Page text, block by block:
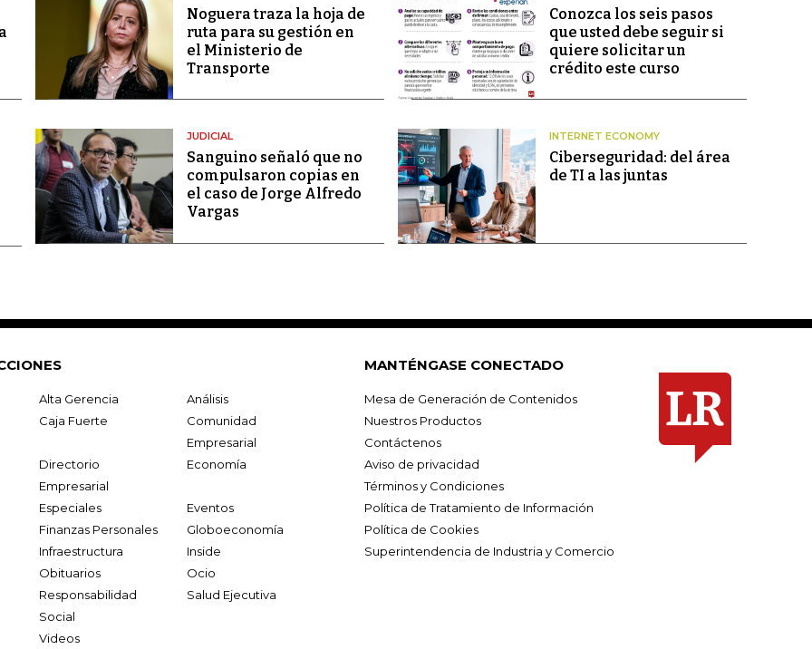
Noguera traza la hoja de
ruta para su gestión en
el Ministerio de
Transporte
Conozca los seis pasos
que usted debe seguir si
quiere solicitar un
crédito este curso
JUDICIAL
Sanguino señaló que no
compulsaron copias en
el caso de Jorge Alfredo
Vargas
INTERNET ECONOMY
Ciberseguridad: del área
de TI a las juntas
Alta Gerencia
Análisis
Caja Fuerte
Comunidad
Empresarial
Directorio
Empresarial
Economía
Especiales
Eventos
Finanzas Personales
Globoeconomía
Infraestructura
Inside
Obituarios
Ocio
Responsabilidad
Social
Salud Ejecutiva
Videos
MANTÉNGASE CONECTADO
Mesa de Generación de Contenidos
Nuestros Productos
Contáctenos
Aviso de privacidad
Términos y Condiciones
Política de Tratamiento de Información
Política de Cookies
Superintendencia de Industria y Comercio